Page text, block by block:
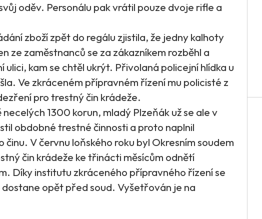
oděv. Personálu pak vrátil pouze dvoje rifle a
zboží zpět do regálu zjistila, že jedny kalhoty
ze zaměstnanců se za zákazníkem rozběhl a
ulici, kam se chtěl ukrýt. Přivolaná policejní hlídka u
Ve zkráceném přípravném řízení mu policisté z
pro trestný čin krádeže.
1300 korun, mladý Plzeňák už se ale v
obdobné trestné činnosti a proto naplnil
V červnu loňského roku byl Okresním soudem
čin krádeže ke třinácti měsícům odnětí
Díky institutu zkráceného přípravného řízení se
opět před soud. Vyšetřován je na